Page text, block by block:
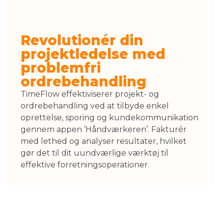
Revolutionér din
projektledelse med
problemfri
ordrebehandling
TimeFlow effektiviserer projekt- og
ordrebehandling ved at tilbyde enkel
oprettelse, sporing og kundekommunikation
gennem appen ’Håndværkeren’. Fakturér
med lethed og analyser resultater, hvilket
gør det til dit uundværlige værktøj til
effektive forretningsoperationer.